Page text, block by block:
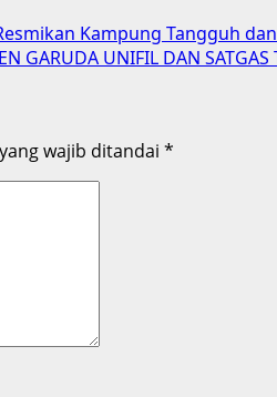
Kampung Tangguh
GARUDA UNIFIL DAN
wajib ditandai *